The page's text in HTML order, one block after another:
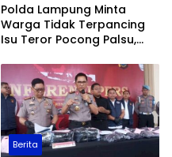
Polda Lampung Minta
Warga Tidak Terpancing
Isu Teror Pocong Palsu,
Ditingkatkan
Berita